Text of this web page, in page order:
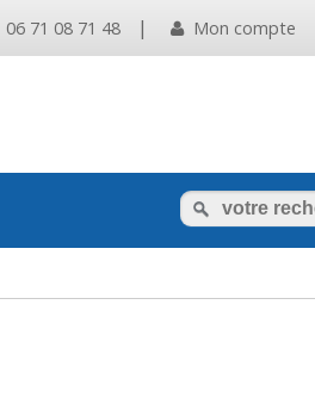
06 71 08 71 48 | Mon compte